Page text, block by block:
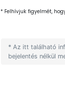
* Felhívjuk figyelmét,
* Az itt található
bejelentés nélkül